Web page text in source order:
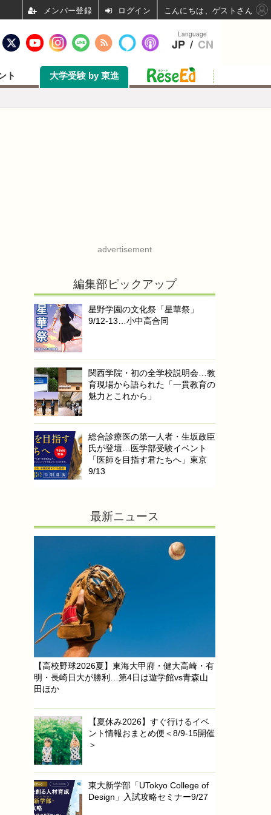
ト 大学受験 by 東進
advertisement
編集部ピックアップ
星野学園の文化祭「星華祭」
9/12-13…小中高合同
関西学院・初の全学校説明会…教
育現場から語られた「一貫教育の
魅力とこれから」
総合診療医の第一人者・生坂政臣
氏が登壇…医学部受験イベント
「医師を目指す君たちへ」東京
9/13
最新ニュース
【高校野球2026夏】東海大甲府・健大高崎・有
明・長崎日大が勝利…第4日は遊学館vs青森山
田ほか
【夏休み2026】すぐ行けるイベ
ント情報おまとめ便＜8/9-15開催
＞
東大新学部「UTokyo College of
Design」入試攻略セミナー9/27
Language
JP / CN
ログイン こんにちは、ゲストさん